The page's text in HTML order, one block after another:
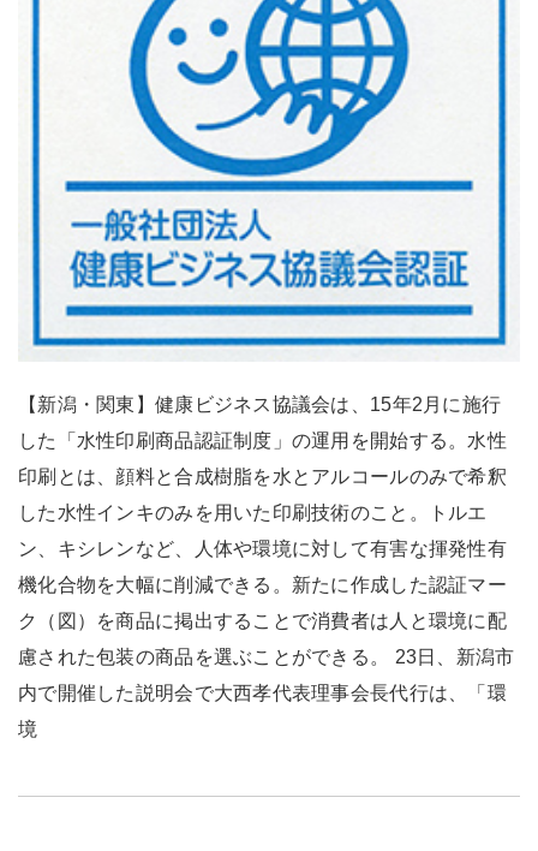
【新潟・関東】健康ビジネス協議会は、15年2月に施行
した「水性印刷商品認証制度」の運用を開始する。水性
印刷とは、顔料と合成樹脂を水とアルコールのみで希釈
した水性インキのみを用いた印刷技術のこと。トルエ
ン、キシレンなど、人体や環境に対して有害な揮発性有
機化合物を大幅に削減できる。新たに作成した認証マー
ク（図）を商品に掲出することで消費者は人と環境に配
慮された包装の商品を選ぶことができる。 23日、新潟市
内で開催した説明会で大西孝代表理事会長代行は、「環
境